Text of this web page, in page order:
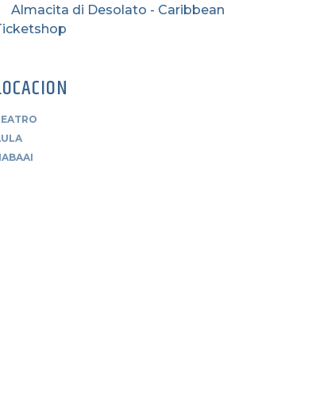
Almacita di Desolato - Caribbean